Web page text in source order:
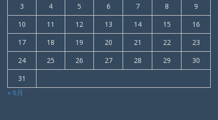
3
4 5 6 7 8
9
10
11 12 13 14 15
16
17
18 19 20 21 22
23
24
25 26 27 28 29
30
31
« 6月